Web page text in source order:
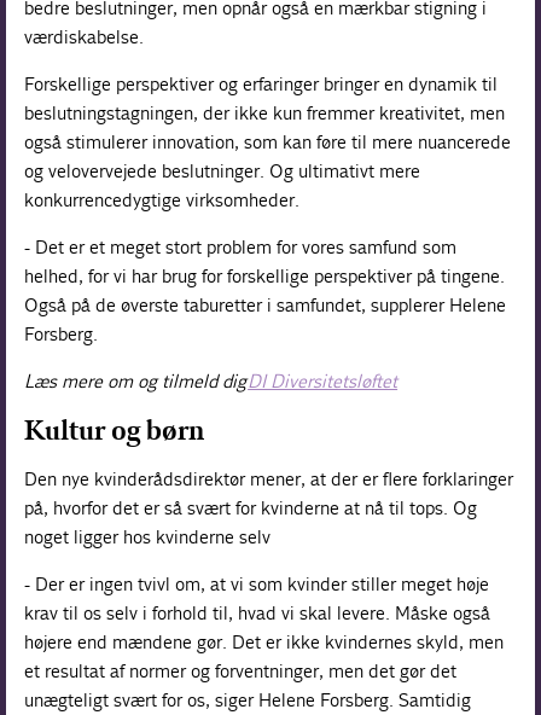
bedre beslutninger, men opnår også en mærkbar stigning i
værdiskabelse.
Forskellige perspektiver og erfaringer bringer en dynamik til
beslutningstagningen, der ikke kun fremmer kreativitet, men
også stimulerer innovation, som kan føre til mere nuancerede
og velovervejede beslutninger. Og ultimativt mere
konkurrencedygtige virksomheder.
- Det er et meget stort problem for vores samfund som
helhed, for vi har brug for forskellige perspektiver på tingene.
Også på de øverste taburetter i samfundet, supplerer Helene
Forsberg.
Læs mere om og tilmeld digDI Diversitetsløftet
Kultur og børn
Den nye kvinderådsdirektør mener, at der er flere forklaringer
på, hvorfor det er så svært for kvinderne at nå til tops. Og
noget ligger hos kvinderne selv
- Der er ingen tvivl om, at vi som kvinder stiller meget høje
krav til os selv i forhold til, hvad vi skal levere. Måske også
højere end mændene gør. Det er ikke kvindernes skyld, men
et resultat af normer og forventninger, men det gør det
unægteligt svært for os, siger Helene Forsberg. Samtidig